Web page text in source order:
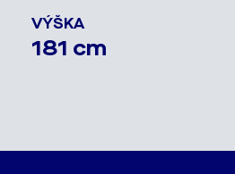
VÝŠKA
181 cm